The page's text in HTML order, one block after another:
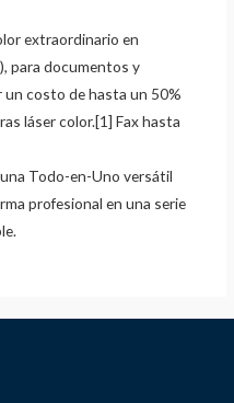
extraordinario en
para documentos y
costo de hasta un 50%
láser color.[1] Fax hasta
Todo-en-Uno versátil
profesional en una serie